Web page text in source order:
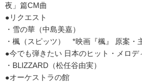
夜」篇CM曲
●リクエスト
・雪の華（中島美嘉）
・楓（スピッツ） *映画『楓』 原案・
●今でも弾きたい 日本のヒット・メロデ
・BLIZZARD（松任谷由実）
●オーケストラの館